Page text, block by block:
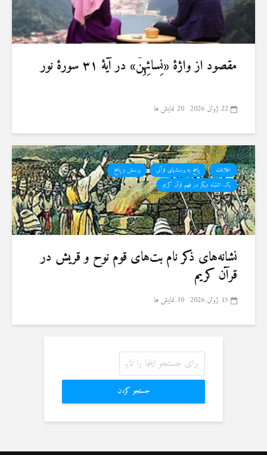
مقصود از واژهٔ «نِسائِهِنَّ» در آیهٔ ۳۱ سورهٔ نور
22 ژوئن 2026 20 نمایش ها
اعلانات پاسخ به پرسشهای قرآنی
پرسش و پاسخ
یک اشتباه دیگر در فهم قرآن کریم
نشانه‌های ذکر نام بت‌های قوم نوح و قریش در
قرآن کریم
15 ژوئن 2026 30 نمایش ها
جستجو کردن